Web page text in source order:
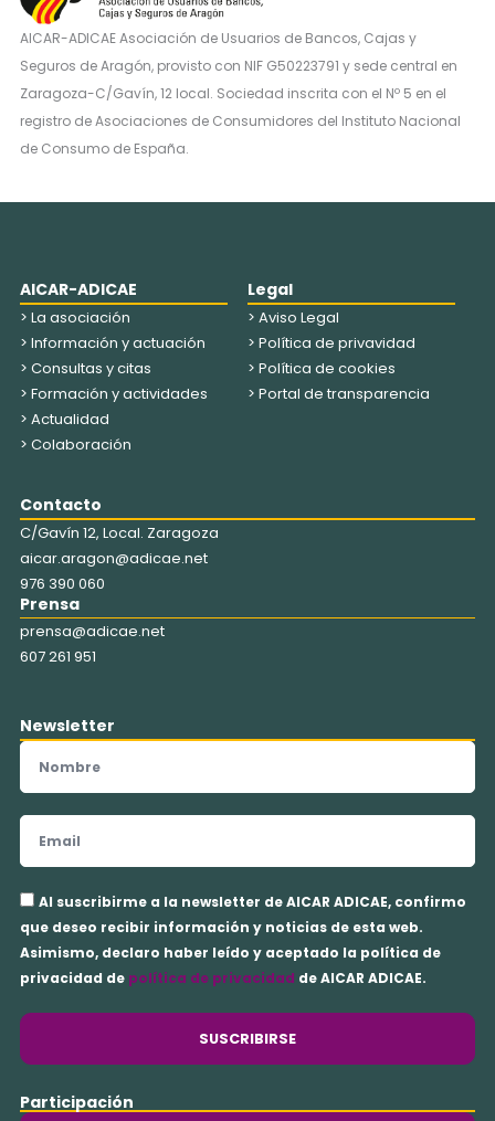
AICAR-ADICAE Asociación de Usuarios de Bancos, Cajas y
Seguros de Aragón, provisto con NIF G50223791 y sede central en
Zaragoza-C/Gavín, 12 local. Sociedad inscrita con el Nº 5 en el
registro de Asociaciones de Consumidores del Instituto Nacional
de Consumo de España.
AICAR-ADICAE
> La asociación
> Información y actuación
> Consultas y citas
> Formación y actividades
> Actualidad
> Colaboración
Legal
> Aviso Legal
> Política de privavidad
> Política de cookies
> Portal de transparencia
Contacto
C/Gavín 12, Local. Zaragoza
aicar.aragon@adicae.net
976 390 060
Prensa
prensa@adicae.net
607 261 951
Newsletter
Nombre
Email
Aceptación
privacidad
Al suscribirme a la newsletter de AICAR ADICAE, confirmo
que deseo recibir información y noticias de esta web.
Asimismo, declaro haber leído y aceptado la política de
privacidad de política de privacidad de AICAR ADICAE.
SUSCRIBIRSE
Participación